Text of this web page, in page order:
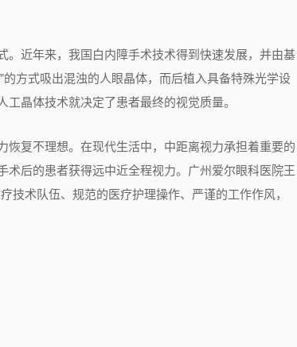
。近年来，我国白内障手术技术得到快速发展，并由基
的方式吸出混浊的人眼晶体，而后植入具备特殊光学设
晶体技术就决定了患者最终的视觉质量。
恢复不理想。 在现代生活中，中距离视力承担着重要的
后的患者获得远中近全程视力。广州爱尔眼科医院王
技术队伍、规范的医疗护理操作、严谨的工作作风，